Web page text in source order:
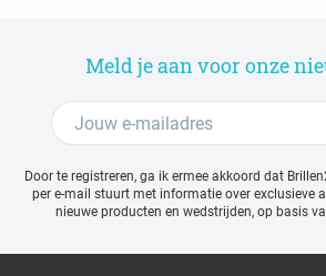
Meld je aan voor onze
Door te registreren, ga ik ermee akkoord dat
per e-mail stuurt met informatie over exclusieve
nieuwe producten en wedstrijden, op basis